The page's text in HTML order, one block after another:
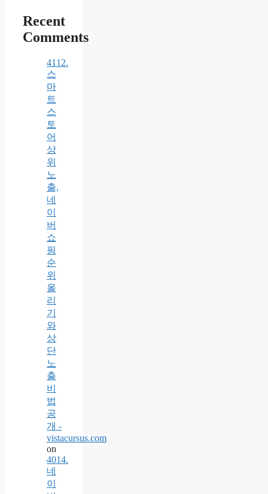
Recent
Comments
4112.
스
마
트
스
토
어
상
위
노
출,
네
이
버
쇼
핑
순
위
올
리
기
와
상
단
노
출
비
법
공
개 -
vistacursus.com
on
4014.
네
이